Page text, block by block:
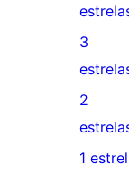
de
5
estrelas
0
de
4
estrelas
0
de
3
3
0
2
1